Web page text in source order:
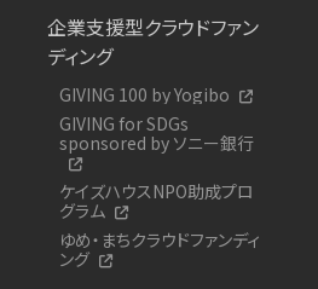
企業支援型クラウドファン
ディング
GIVING 100 by Yogibo
GIVING for SDGs
sponsored by ソニー銀行
ケイズハウスNPO助成プロ
グラム
ゆめ・まちクラウドファンディ
ング